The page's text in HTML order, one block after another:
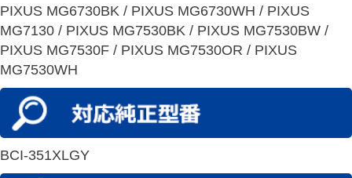
PIXUS MG6730BK / PIXUS MG6730WH / PIXUS
MG7130 / PIXUS MG7530BK / PIXUS MG7530BW /
PIXUS MG7530F / PIXUS MG7530OR / PIXUS
MG7530WH
BCI-351XLGY